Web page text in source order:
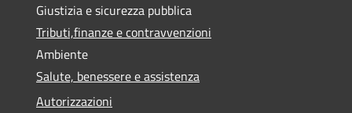
Giustizia e sicurezza pubblica
Tributi,finanze e contravvenzioni
Ambiente
Salute, benessere e assistenza
Autorizzazioni